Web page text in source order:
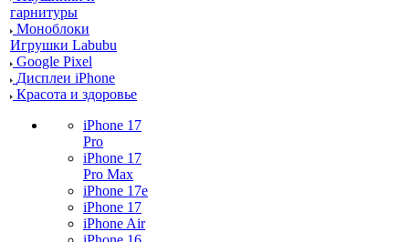
гарнитуры
Моноблоки
Игрушки Labubu
Google Pixel
Дисплеи iPhone
Красота и здоровье
iPhone 17
Pro
iPhone 17
Pro Max
iPhone 17e
iPhone 17
iPhone Air